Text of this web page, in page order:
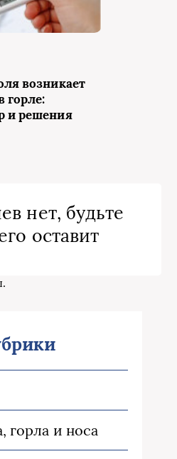
возникает
горле:
и решения
нет, будьте
оставит
горла и носа